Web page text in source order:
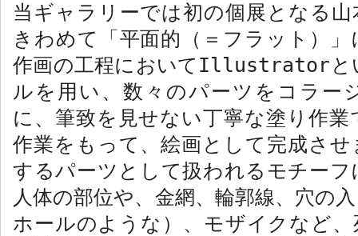
当ギャラリーでは初の個展となる
きわめて「平面的（＝フラット）
作画の工程において Illustrator
ルを用い、数々のパーツをコラー
に、筆致を見せない丁寧な塗り作
作業をもって、絵画として完成さ
するパーツとして扱われるモチー
人体の部位や、金網、輪郭線、穴の
ホールのような）、モザイクなど